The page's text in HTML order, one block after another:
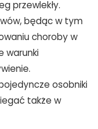
przewlekły.
będąc w tym
choroby w
warunki
osobniki
także w